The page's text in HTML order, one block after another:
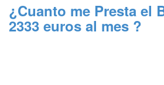
¿Cuanto me Presta el
2333 euros al mes ?